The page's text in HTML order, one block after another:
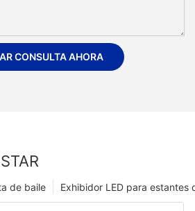
CONSULTA AHORA
Exhibidor LED para estantes
de baile